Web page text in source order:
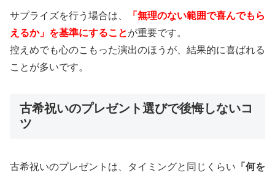
サプライズを行う場合は、
「無理のない範囲で喜んでもら
えるか」を基準にすることが重要です。
控えめでも心のこもった演出のほうが、結果的に喜ばれる
ことが多いです。
古希祝いのプレゼント選びで後悔しないコ
ツ
古希祝いのプレゼントは、タイミングと同じくらい 「何を